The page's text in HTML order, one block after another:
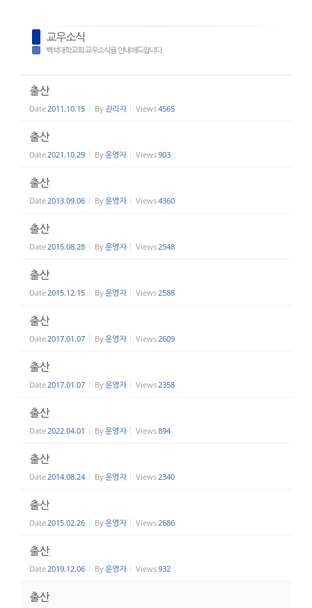
교우소식
백석대학교회 교우소식을 안내해드립니다.
출산
Date2011.10.15 By관리자 Views4565
출산
Date2021.10.29 By운영자 Views903
출산
Date2013.09.06 By운영자 Views4360
출산
Date2015.08.28 By운영자 Views2548
출산
Date2015.12.15 By운영자 Views2588
출산
Date2017.01.07 By운영자 Views2609
출산
Date2017.01.07 By운영자 Views2358
출산
Date2022.04.01 By운영자 Views894
출산
Date2014.08.24 By운영자 Views2340
출산
Date2015.02.26 By운영자 Views2686
출산
Date2019.12.06 By운영자 Views932
출산